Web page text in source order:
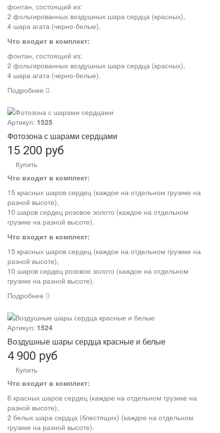
фонтан, состоящий из:
2 фольгированных воздушных шара сердца (красных),
4 шара агата (черно-белые).
Что входит в комплект:
фонтан, состоящий из:
2 фольгированных воздушных шара сердца (красных),
4 шара агата (черно-белые).
Подробнее
Артикул: 1525
Фотозона с шарами сердцами
15 200 руб
Купить
Что входит в комплект:
15 красных шаров сердец (каждое на отдельном грузике на
разной высоте),
10 шаров сердец розовое золото (каждое на отдельном
грузике на разной высоте).
Что входит в комплект:
15 красных шаров сердец (каждое на отдельном грузике на
разной высоте),
10 шаров сердец розовое золото (каждое на отдельном
грузике на разной высоте).
Подробнее
Артикул: 1524
Воздушные шары сердца красные и белые
4 900 руб
Купить
Что входит в комплект:
6 красных шаров сердец (каждое на отдельном грузике на
разной высоте),
2 белых шара сердца (блестящих) (каждое на отдельном
грузике на разной высоте).